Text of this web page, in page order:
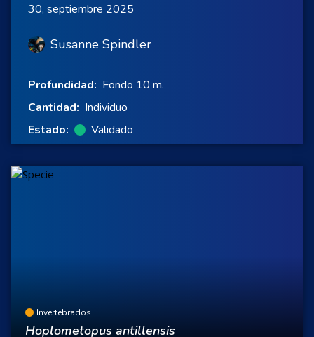
30, septiembre 2025
Susanne Spindler
Profundidad: Fondo 10 m.
Cantidad: Individuo
Estado:
Validado
Invertebrados
Hoplometopus antillensis